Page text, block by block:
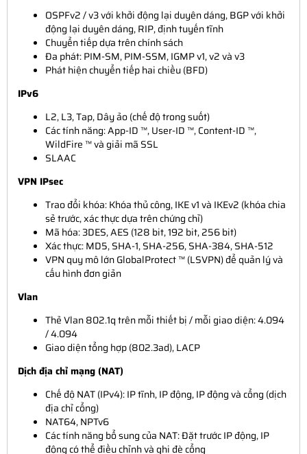
OSPFv2 / v3 với khởi động lại duyên dáng, BGP với khởi
động lại duyên dáng, RIP, định tuyến tĩnh
Chuyển tiếp dựa trên chính sách
Đa phát: PIM-SM, PIM-SSM, IGMP v1, v2 và v3
Phát hiện chuyển tiếp hai chiều (BFD)
IPv6
L2, L3, Tap, Dây ảo (chế độ trong suốt)
Các tính năng: App-ID ™, User-ID ™, Content-ID ™,
WildFire ™ và giải mã SSL
SLAAC
VPN IPsec
Trao đổi khóa: Khóa thủ công, IKE v1 và IKEv2 (khóa chia
sẻ trước, xác thực dựa trên chứng chỉ)
Mã hóa: 3DES, AES (128 bit, 192 bit, 256 bit)
Xác thực: MD5, SHA-1, SHA-256, SHA-384, SHA-512
VPN quy mô lớn GlobalProtect ™ (LSVPN) để quản lý và
cấu hình đơn giản
Vlan
Thẻ Vlan 802.1q trên mỗi thiết bị / mỗi giao diện: 4.094
/ 4.094
Giao diện tổng hợp (802.3ad), LACP
Dịch địa chỉ mạng (NAT)
Chế độ NAT (IPv4): IP tĩnh, IP động, IP động và cổng (dịch
địa chỉ cổng)
NAT64, NPTv6
Các tính năng bổ sung của NAT: Đặt trước IP động, IP
động có thể điều chỉnh và ghi đè cổng